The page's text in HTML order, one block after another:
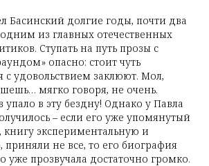
Басинский долгие годы, почти два
из главных отечественных
Ступать на путь прозы с
опасно: стоит чуть
с удовольствием заклюют. Мол,
мягко говоря, не очень.
упало в эту бездну! Однако у Павла
– если его уже упомянутый
книгу экспериментальную и
не все, то его биография
уже прозвучала достаточно громко.